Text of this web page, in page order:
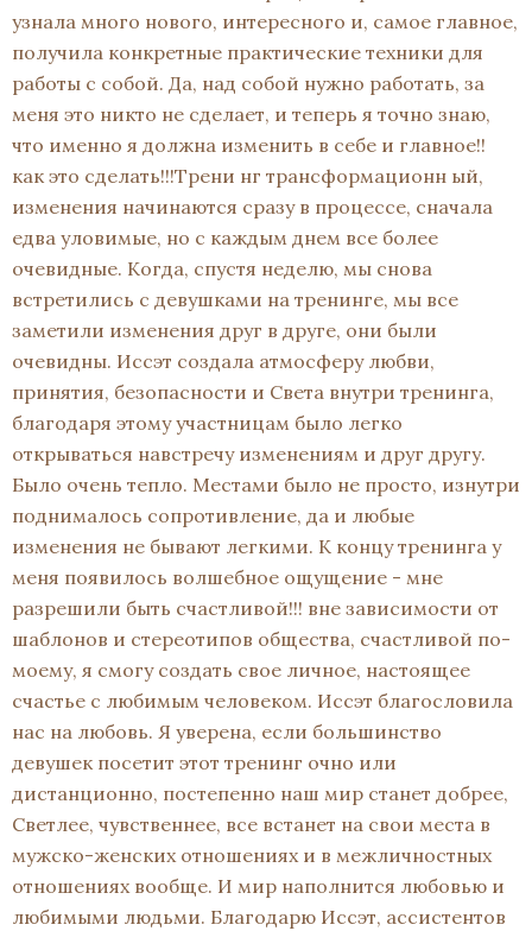
узнала много нового, интересного и, самое главное,
получила конкретные практические техники для
работы с собой. Да, над собой нужно работать, за
меня это никто не сделает, и теперь я точно знаю,
что именно я должна изменить в себе и главное!!
как это сделать!!!Трени нг трансформационн ый,
изменения начинаются сразу в процессе, сначала
едва уловимые, но с каждым днем все более
очевидные. Когда, спустя неделю, мы снова
встретились с девушками на тренинге, мы все
заметили изменения друг в друге, они были
очевидны. Иссэт создала атмосферу любви,
принятия, безопасности и Света внутри тренинга,
благодаря этому участницам было легко
открываться навстречу изменениям и друг другу.
Было очень тепло. Местами было не просто, изнутри
поднималось сопротивление, да и любые
изменения не бывают легкими. К концу тренинга у
меня появилось волшебное ощущение - мне
разрешили быть счастливой!!! вне зависимости от
шаблонов и стереотипов общества, счастливой по-
моему, я смогу создать свое личное, настоящее
счастье с любимым человеком. Иссэт благословила
нас на любовь. Я уверена, если большинство
девушек посетит этот тренинг очно или
дистанционно, постепенно наш мир станет добрее,
Светлее, чувственнее, все встанет на свои места в
мужско-женских отношениях и в межличностных
отношениях вообще. И мир наполнится любовью и
любимыми людьми. Благодарю Иссэт, ассистентов